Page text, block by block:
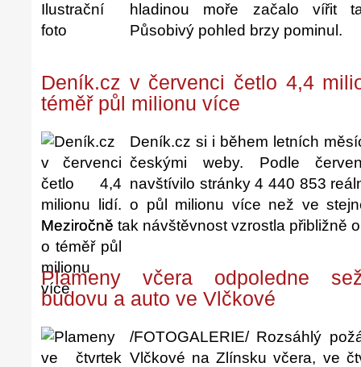
hladinou moře začalo vířit
Působivý pohled brzy pominul.
Deník.cz v červenci četlo 4,4
téměř půl milionu více
Deník.cz si i během letních
českými weby. Podle
navštívilo stránky 4 440 853
o půl milionu více než ve
Meziročně tak návštěvnost vzrostla přibližně
Plameny včera odpoledne
budovu a auto ve Vlčkové
/FOTOGALERIE/ Rozsáhlý
Vlčkové na Zlínsku včera, ve